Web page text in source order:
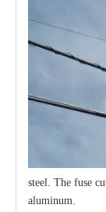
steel. The fuse
aluminum.